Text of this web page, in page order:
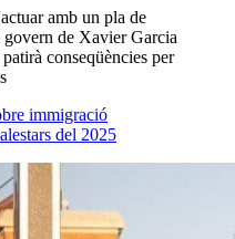
amb un pla de
govern de Xavier Garcia
conseqüències per
immigració
del 2025